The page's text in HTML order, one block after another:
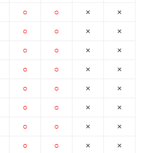
○
○
○
○
○
○
○
○
○
○
○
○
○
○
○
○
×
×
×
×
×
×
×
×
×
×
×
×
×
×
×
×